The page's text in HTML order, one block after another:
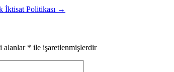
İktisat Politikası →
alanlar * ile işaretlenmişlerdir